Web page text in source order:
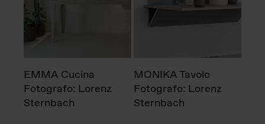
EMMA Cucina
Fotografo: Lorenz
Sternbach
MONIKA Tavolo
Fotografo: Lorenz
Sternbach